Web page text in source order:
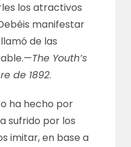
los atractivos
manifestar
de las
The Youth’s
de 1892.
ha hecho por
sufrido por los
imitar, en base a